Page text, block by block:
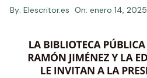
By: Elescritor.es On:enero 14, 2025